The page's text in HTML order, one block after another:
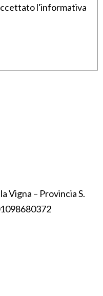
l'informativa
Vigna – Provincia S.